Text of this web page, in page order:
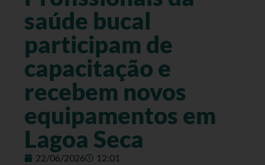
saúde bucal
participam de
capacitação e
recebem novos
equipamentos em
Lagoa Seca
22/06/2026
12:01